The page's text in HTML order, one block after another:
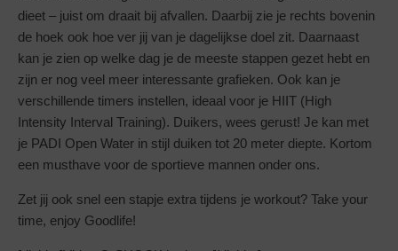
dieet – juist om draait bij afvallen. Daarbij zie je rechts bovenin
de hoek ook hoe ver jij van je dagelijkse doel zit. Daarnaast
kan je zien op welke dag je de meeste stappen gezet hebt en
zijn er nog veel meer interessante grafieken. Ook kan je
verschillende timers instellen, ideaal voor je HIIT (High
Intensity Interval Training). Duikers, wees gerust! Je kan met
je PADI Open Water in stijl duiken tot 20 meter diepte. Kortom
een musthave voor de sportieve mannen onder ons.
Zet jij ook snel een stapje extra tijdens je workout? Take your
time, enjoy Goodlife!